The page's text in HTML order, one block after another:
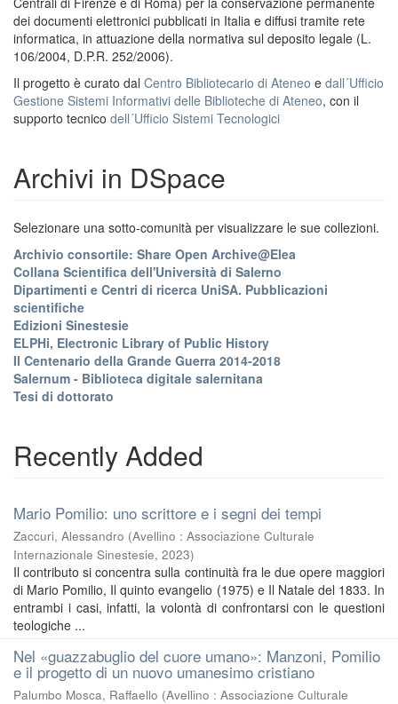
dei documenti elettronici pubblicati in Italia e diffusi tramite rete
informatica, in attuazione della normativa sul deposito legale (L.
106/2004, D.P.R. 252/2006).
Il progetto è curato dal Centro Bibliotecario di Ateneo e dall´Ufficio
Gestione Sistemi Informativi delle Biblioteche di Ateneo, con il
supporto tecnico dell´Ufficio Sistemi Tecnologici
Archivi in DSpace
Selezionare una sotto-comunità per visualizzare le sue collezioni.
Archivio consortile: Share Open Archive@Elea
Collana Scientifica dell'Università di Salerno
Dipartimenti e Centri di ricerca UniSA. Pubblicazioni
scientifiche
Edizioni Sinestesie
ELPHi, Electronic Library of Public History
Il Centenario della Grande Guerra 2014-2018
Salernum - Biblioteca digitale salernitana
Tesi di dottorato
Recently Added
Mario Pomilio: uno scrittore e i segni dei tempi
Zaccuri, Alessandro (Avellino : Associazione Culturale
Internazionale Sinestesie, 2023)
Il contributo si concentra sulla continuità fra le due opere maggiori
di Mario Pomilio, Il quinto evangelio (1975) e Il Natale del 1833. In
entrambi i casi, infatti, la volontà di confrontarsi con le questioni
teologiche ...
Nel «guazzabuglio del cuore umano»: Manzoni, Pomilio
e il progetto di un nuovo umanesimo cristiano
Palumbo Mosca, Raffaello (Avellino : Associazione Culturale